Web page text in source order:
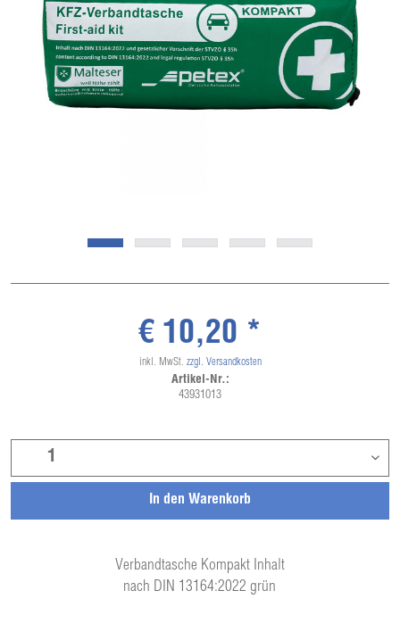
Verbandtasche Kompakt Inhalt
nach DIN 13164:2022 grün
In den Warenkorb
€ 10,20 *
inkl. MwSt. zzgl. Versandkosten
Artikel-Nr.:
43931013